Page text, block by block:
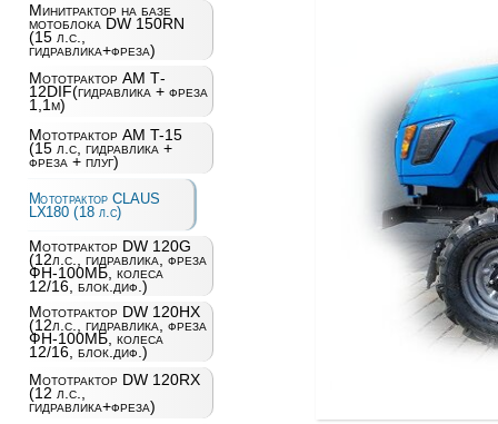
Минитрактор на базе
мотоблока DW 150RN
(15 л.с.,
гидравлика+фреза)
Мототрактор AM T­
12DIF(гидравлика + фреза
1,1м)
Мототрактор AM T-15
(15 л.с, гидравлика +
фреза + плуг)
Мототрактор CLAUS
LX180 (18 л.с)
Мототрактор DW 120G
(12л.с., гидравлика, фреза
ФН-100МБ, колеса
12/16, блок.диф.)
Мототрактор DW 120HX
(12л.с., гидравлика, фреза
ФН-100МБ, колеса
12/16, блок.диф.)
Мототрактор DW 120RX
(12 л.с.,
гидравлика+фреза)